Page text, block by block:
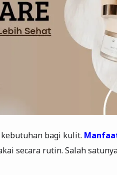
bagi kulit.
secara rutin. Salah